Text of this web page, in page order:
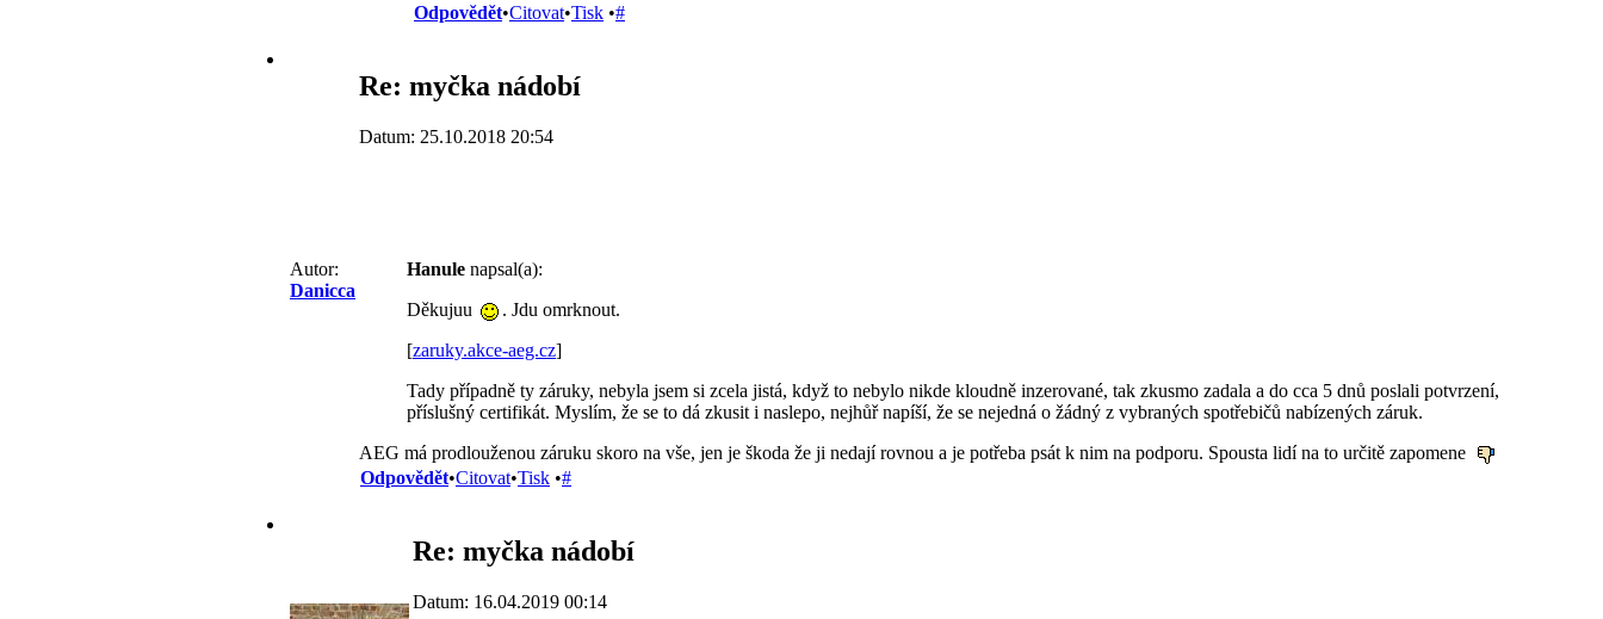
Odpovědět•Citovat•Tisk •#
Autor:
Danicca
Re: myčka nádobí
Datum: 25.10.2018 20:54
Hanule napsal(a):
Děkujuu
. Jdu omrknout.
[zaruky.akce-aeg.cz]
Tady případně ty záruky, nebyla jsem si zcela jistá, když to nebylo nikde kloudně inzerované, tak zkusmo zadala a do cca 5 dnů poslali potvrzení,
příslušný certifikát. Myslím, že se to dá zkusit i naslepo, nejhůř napíší, že se nejedná o žádný z vybraných spotřebičů nabízených záruk.
AEG má prodlouženou záruku skoro na vše, jen je škoda že ji nedají rovnou a je potřeba psát k nim na podporu. Spousta lidí na to určitě zapomene
Odpovědět•Citovat•Tisk •#
Re: myčka nádobí
Datum: 16.04.2019 00:14